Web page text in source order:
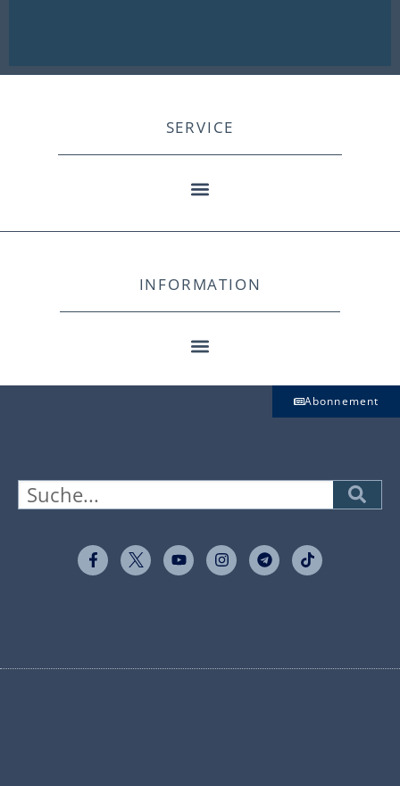
SERVICE
INFORMATION
Abonnement